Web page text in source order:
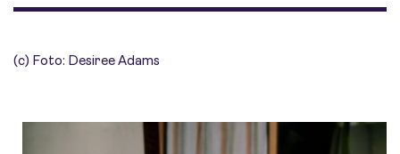
(c) Foto: Desiree Adams